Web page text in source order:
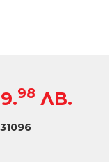
98 ЛВ.